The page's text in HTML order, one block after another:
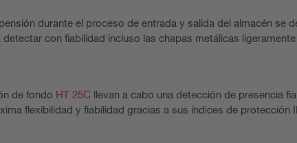
durante el proceso de entrada y salida del almacén se
con fiabilidad incluso las chapas metálicas
de fondo HT 25C llevan a cabo una detección de presencia
flexibilidad y fiabilidad gracias a sus índices de protección